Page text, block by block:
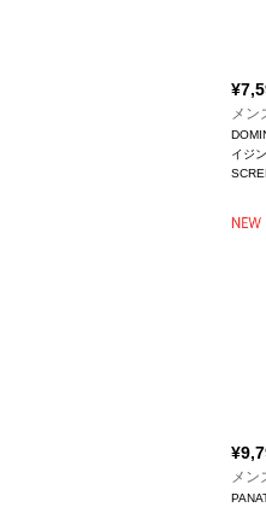
¥
メン
イジ
¥
メン